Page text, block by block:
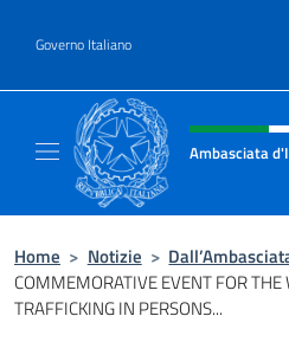
Governo Italiano
Intestazione sito,
Ambasciata
Home > Notizie >
COMMEMORATIVE EVENT FOR
TRAFFICKING IN PERSONS...